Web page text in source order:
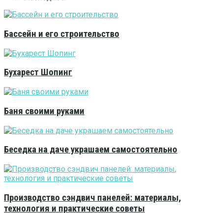
Бассейн и его строительство
Бухарест Шопинг
Баня своими руками
Беседка на даче украшаем самостоятельно
Производство сэндвич панелей: материалы,
технология и практические советы